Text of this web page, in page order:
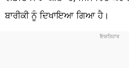
ਬਾਰੀਕੀ ਨੂੰ ਦਿਖਾਇਆ ਗਿਆ ਹੈ।